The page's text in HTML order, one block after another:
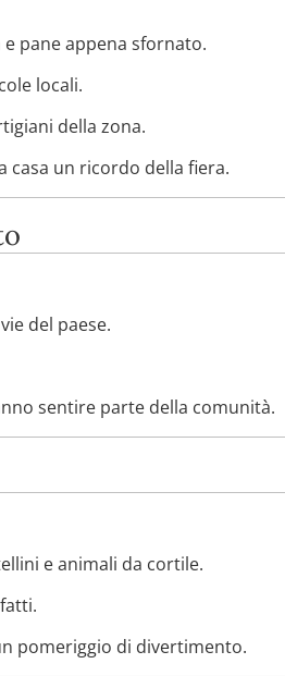
pane appena sfornato.
locali.
della zona.
casa un ricordo della fiera.
del paese.
sentire parte della comunità.
e animali da cortile.
pomeriggio di divertimento.